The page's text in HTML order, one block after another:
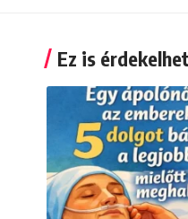
Ez is érdekelhet